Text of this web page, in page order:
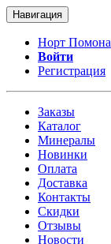
Навигация
Норт Помона
Войти
Регистрация
Заказы
Каталог
Минералы
Новинки
Оплата
Доставка
Контакты
Скидки
Отзывы
Новости